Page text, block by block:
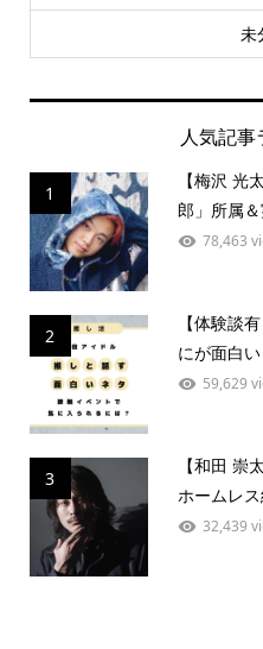
未
人気記
1
【梅沢 光
郎」所属
78,463
2
【体験談
にが面白
59,629
3
【和田 崇
ホームレ
32,439